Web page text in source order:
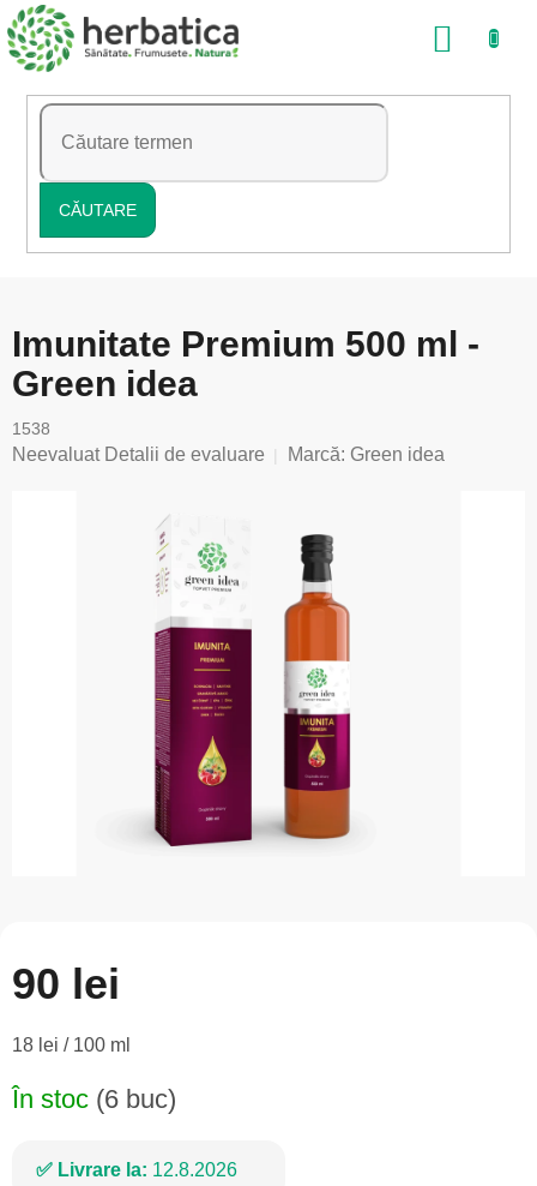
Treci
la
conținut
CĂUTARE
COŞ
Imunitate Premium 500 ml -
Green idea
1538
Evaluarea
Neevaluat Detalii de evaluare Marcă: Green idea
90 lei
Evaluare
18 lei / 100 ml
În stoc (6 buc)
Livrare la: 12.8.2026